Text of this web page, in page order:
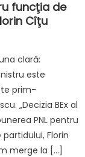
funcţia de
Cîţu
clară:
este
prim-
„Decizia BEx al
PNL pentru
Florin
merge la […]